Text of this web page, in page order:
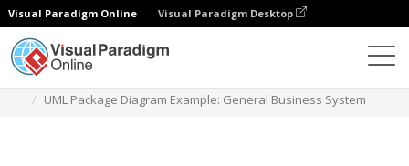
Visual Paradigm Online Visual Paradigm Desktop
UML Package Diagram Example: General Business System